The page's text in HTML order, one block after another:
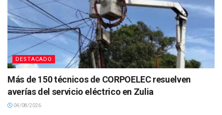
DESTACADO
Más de 150 técnicos de CORPOELEC resuelven
averías del servicio eléctrico en Zulia
04/08/2026